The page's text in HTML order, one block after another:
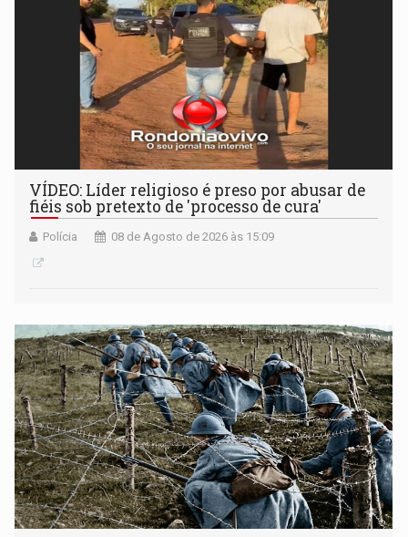
VÍDEO: Líder religioso é preso por abusar de
fiéis sob pretexto de 'processo de cura'
Polícia 08 de Agosto de 2026 às 15:09